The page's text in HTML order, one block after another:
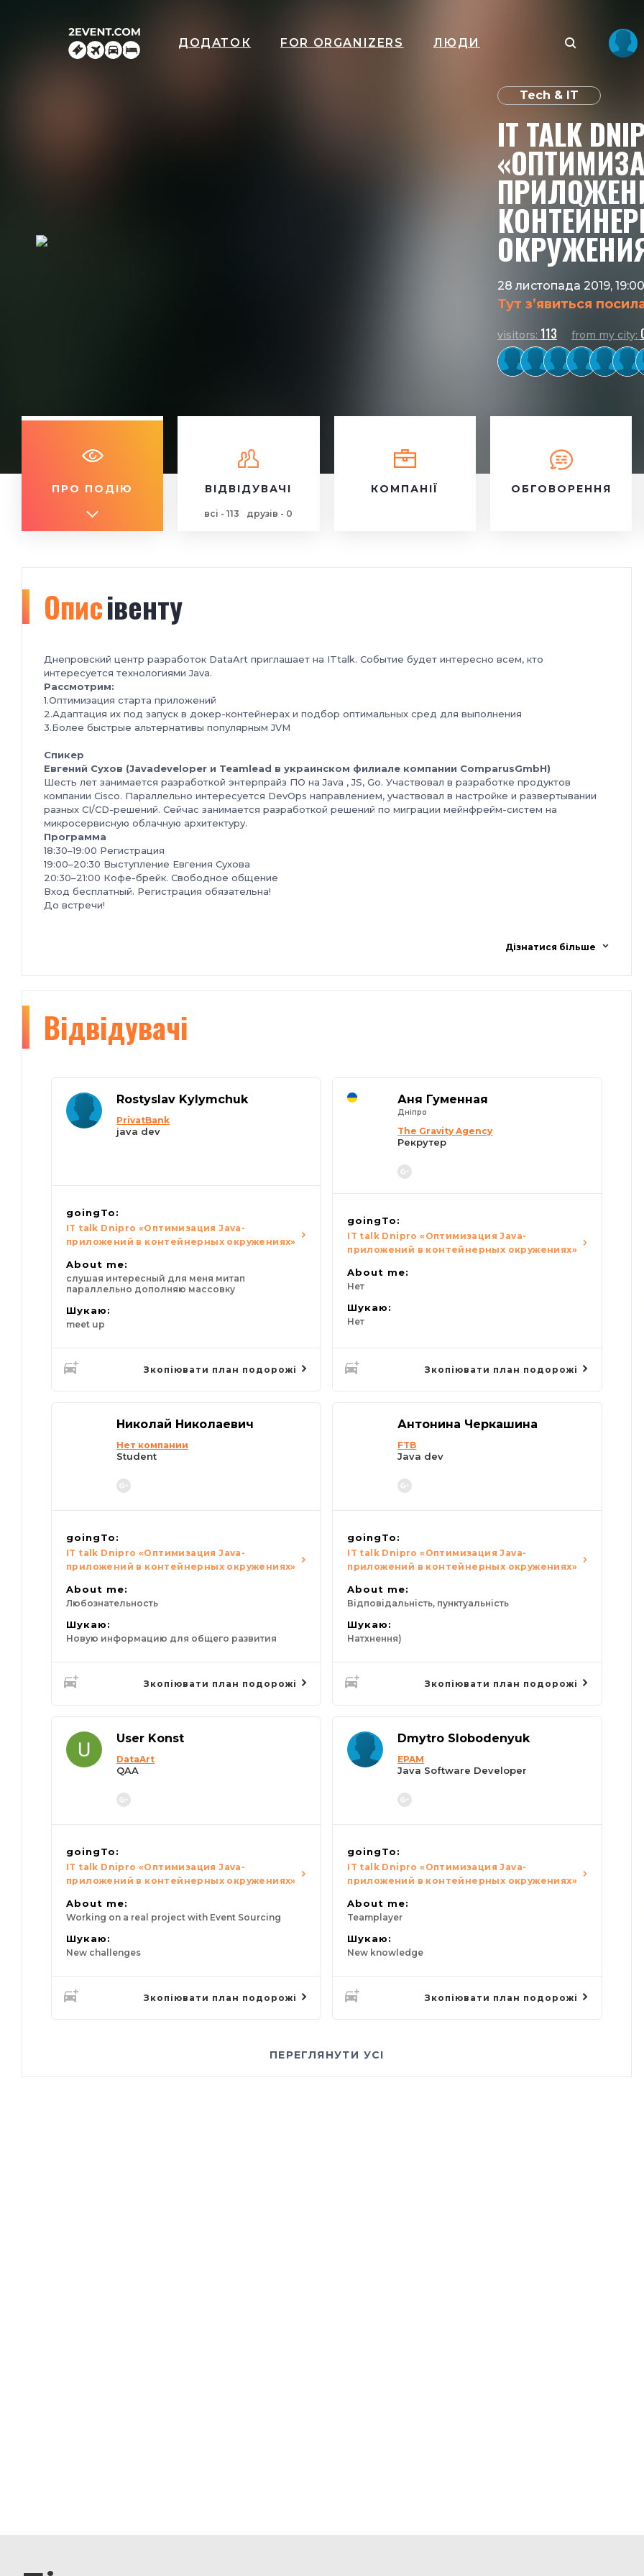
ДОДАТОК FOR ORGANIZERS ЛЮДИ
Tech & IT
IT TALK
28 листопада 2019, 19:00
Тут з’явиться
visitors: 113 from my city:
ПРО ПОДІЮ ВІДВІДУВАЧІ
всі - 113 друзів - 0
КОМПАНІЇ ОБГОВОРЕННЯ
Описівенту
Днепровский центр разработок DataArt приглашает на ITtalk. Событие будет интересно всем, кто
интересуется технологиями Java.
Рассмотрим:
1.Оптимизация старта приложений
2.Адаптация их под запуск в докер-контейнерах и подбор оптимальных сред для выполнения
3.Более быстрые альтернативы популярным JVM
Спикер
Евгений Сухов (Javadeveloper и Teamlead в украинском филиале компании ComparusGmbH)
Шесть лет занимается разработкой энтерпрайз ПО на Java , JS, Go. Участвовал в разработке продуктов
компании Cisco. Параллельно интересуется DevOps направлением, участвовал в настройке и развертывании
разных CI/CD-решений. Сейчас занимается разработкой решений по миграции мейнфрейм-систем на
микросервисную облачную архитектуру.
Программа
18:30–19:00 Регистрация
19:00–20:30 Выступление Евгения Сухова
20:30–21:00 Кофе-брейк. Свободное общение
Вход бесплатный. Регистрация обязательна!
До встречи!
Дізнатися більше
Відвідувачі
Rostyslav Kylymchuk
PrivatBank
java dev
goingTo:
IT talk Dnipro «Оптимизация Java-
приложений в контейнерных окружениях»
About me:
слушая интересный для меня митап
параллельно дополняю массовку
Шукаю:
meet up
Зкопіювати план подорожі
Аня Гуменная
Дніпро
The Gravity Agency
Рекрутер
goingTo:
IT talk Dnipro «Оптимизация Java-
приложений в контейнерных окружениях»
About me:
Нет
Шукаю:
Нет
Зкопіювати план подорожі
Николай Николаевич
Нет компании
Student
goingTo:
IT talk Dnipro «Оптимизация Java-
приложений в контейнерных окружениях»
About me:
Любознательность
Шукаю:
Новую информацию для общего развития
Зкопіювати план подорожі
Антонина Черкашина
FTB
Java dev
goingTo:
IT talk Dnipro «Оптимизация Java-
приложений в контейнерных окружениях»
About me:
Відповідальність, пунктуальність
Шукаю:
Натхнення)
Зкопіювати план подорожі
User Konst
DataArt
QAA
goingTo:
IT talk Dnipro «Оптимизация Java-
приложений в контейнерных окружениях»
About me:
Working on a real project with Event Sourcing
Шукаю:
New challenges
Зкопіювати план подорожі
Dmytro Slobodenyuk
EPAM
Java Software Developer
goingTo:
IT talk Dnipro «Оптимизация Java-
приложений в контейнерных окружениях»
About me:
Teamplayer
Шукаю:
New knowledge
Зкопіювати план подорожі
ПЕРЕГЛЯНУТИ УСІ